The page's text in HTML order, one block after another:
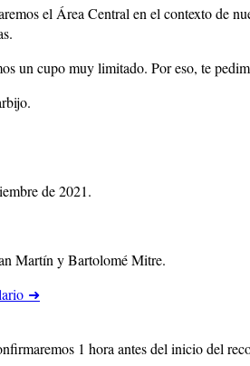
el Área Central en el contexto de
un cupo muy limitado. Por eso, te
de 2021.
Martín y Bartolomé Mitre.
➜
1 hora antes del inicio del